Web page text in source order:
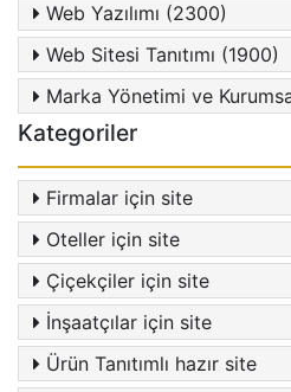
Web Yazılımı (2300)
Web Sitesi Tanıtımı (1900)
Marka Yönetimi ve
Kategoriler
Firmalar için site
Oteller için site
Çiçekçiler için site
İnşaatçılar için site
Ürün Tanıtımlı hazır site